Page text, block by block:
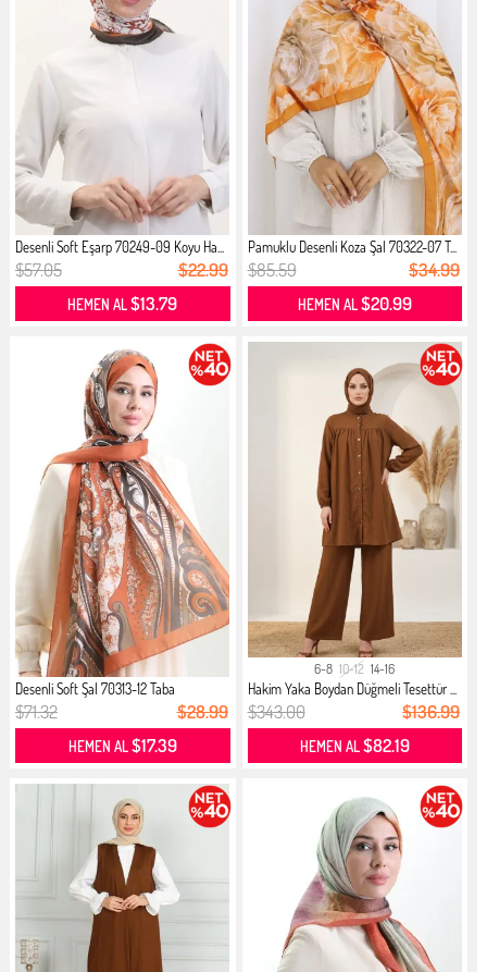
Desenli Soft Eşarp 70249-09 Koyu Ha...
$57.05 $22.99
HEMEN AL$13.79
Pamuklu Desenli Koza Şal 70322-07 T...
$85.59 $34.99
HEMEN AL$20.99
Desenli Soft Şal 70313-12 Taba
$71.32 $28.99
HEMEN AL$17.39
6-8 10-12 14-16
Hakim Yaka Boydan Düğmeli Tesettür ...
$343.00 $136.99
HEMEN AL$82.19